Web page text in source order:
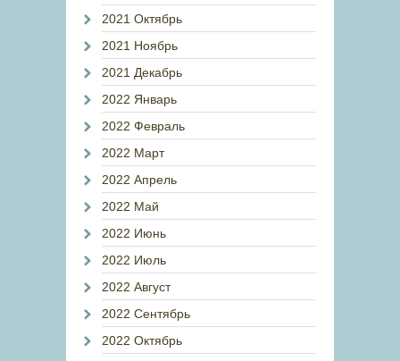
2021 Октябрь
2021 Ноябрь
2021 Декабрь
2022 Январь
2022 Февраль
2022 Март
2022 Апрель
2022 Май
2022 Июнь
2022 Июль
2022 Август
2022 Сентябрь
2022 Октябрь